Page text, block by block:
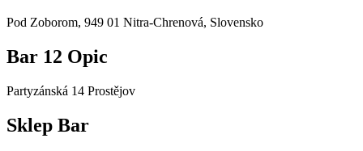
Pod Zoborom, 949 01 Nitra-Chrenová, Slovensko
Bar 12 Opic
Partyzánská 14 Prostějov
Sklep Bar